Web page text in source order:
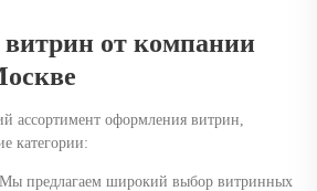
от компании
ассортимент оформления витрин,
категории:
предлагаем широкий выбор витринных